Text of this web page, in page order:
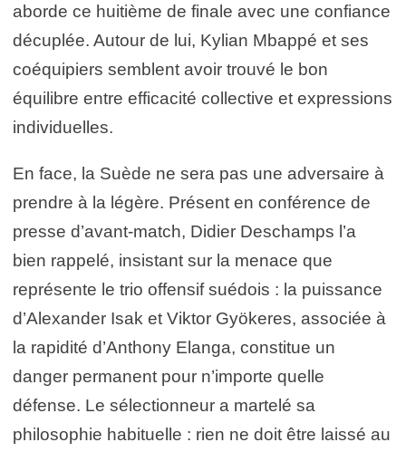
aborde ce huitième de finale avec une confiance
décuplée. Autour de lui, Kylian Mbappé et ses
coéquipiers semblent avoir trouvé le bon
équilibre entre efficacité collective et expressions
individuelles.
En face, la Suède ne sera pas une adversaire à
prendre à la légère. Présent en conférence de
presse d’avant-match, Didier Deschamps l’a
bien rappelé, insistant sur la menace que
représente le trio offensif suédois : la puissance
d’Alexander Isak et Viktor Gyökeres, associée à
la rapidité d’Anthony Elanga, constitue un
danger permanent pour n’importe quelle
défense. Le sélectionneur a martelé sa
philosophie habituelle : rien ne doit être laissé au